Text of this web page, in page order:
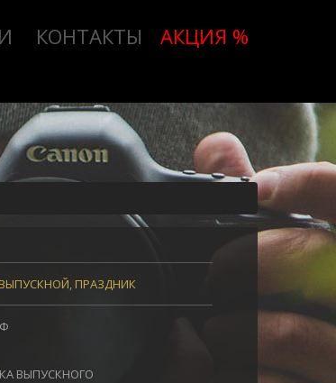
КОНТАКТЫ АКЦИЯ %
ВЫПУСКНОЙ,ПРАЗДНИК
ВЫПУСКНОГО